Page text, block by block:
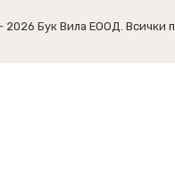
2026 Бук Вила ЕООД. Всички